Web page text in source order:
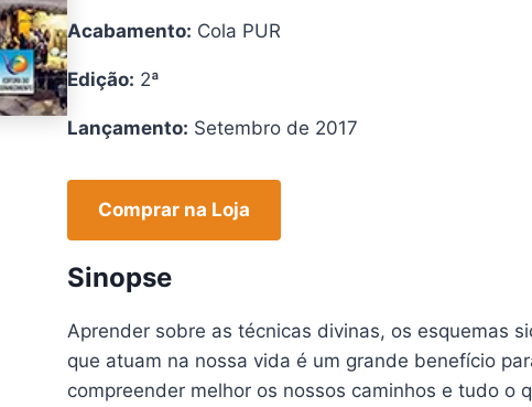
Acabamento: Cola PUR
Edição: 2ª
Lançamento: Setembro de 2017
Comprar na Loja
Sinopse
Aprender sobre as técnicas divinas, os esquemas
que atuam na nossa vida é um grande benefício
compreender melhor os nossos caminhos e tudo o